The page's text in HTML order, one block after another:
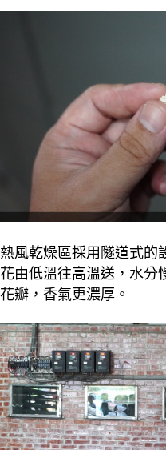
熱風乾燥區採用隧道式的
花由低溫往高溫送，水分
花瓣，香氣更濃厚。